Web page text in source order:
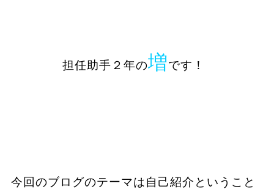
担任助手２年の増です！
今回のブログのテーマは自己紹介ということ